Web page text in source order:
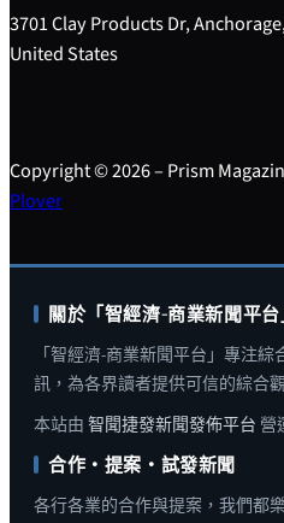
3701 Clay Products Dr,
United States
Copyright © 2026 – Prism
Plover
關於「智經濟-商業新聞平台
「智經濟-商業新聞平台」專注
訊，為各界讀者提供可信的綜合
本站由 智聞捷發新聞發佈平台 營
合作・提案・試發新聞
各行各業的合作與提案，我們都